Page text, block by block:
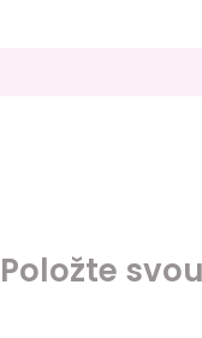
Položte